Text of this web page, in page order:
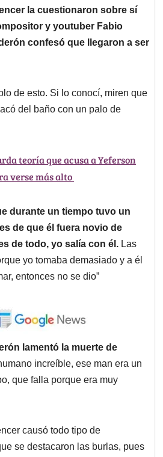
la cuestionaron sobre sí
y youtuber Fabio
confesó que llegaron a ser
de esto. Si lo conocí, miren que
del baño con un palo de
teoría que acusa a Yeferson
verse más alto
durante un tiempo tuvo un
de que él fuera novio de
de todo, yo salía con él. Las
yo tomaba demasiado y a él
entonces no se dio”
lamentó la muerte de
increíble, ese man era un
que falla porque era muy
causó todo tipo de
se destacaron las burlas, pues